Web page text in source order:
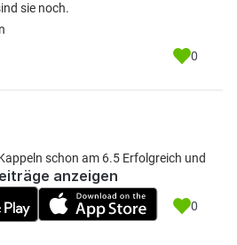
sie noch.
0
schon am 6.5 Erfolgreich und
0
anzeigen